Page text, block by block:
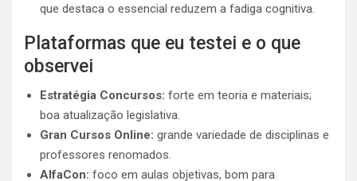
que destaca o essencial reduzem a fadiga cognitiva.
Plataformas que eu testei e o que
observei
Estratégia Concursos: forte em teoria e materiais;
boa atualização legislativa.
Gran Cursos Online: grande variedade de disciplinas e
professores renomados.
AlfaCon: foco em aulas objetivas, bom para